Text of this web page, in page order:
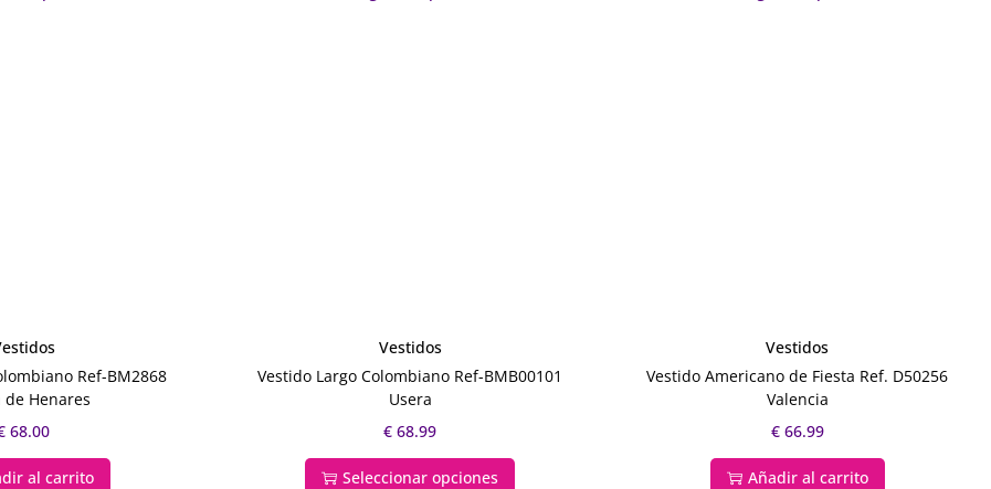
Ref-BM2868
de Henares
68.00
al carrito
Vestidos
Vestido Largo Colombiano Ref-BMB00101
Usera
€ 68.99
Seleccionar opciones
Vestidos
Vestido Americano de Fiesta Ref. D50256
Valencia
€66.99
Añadir al carrito